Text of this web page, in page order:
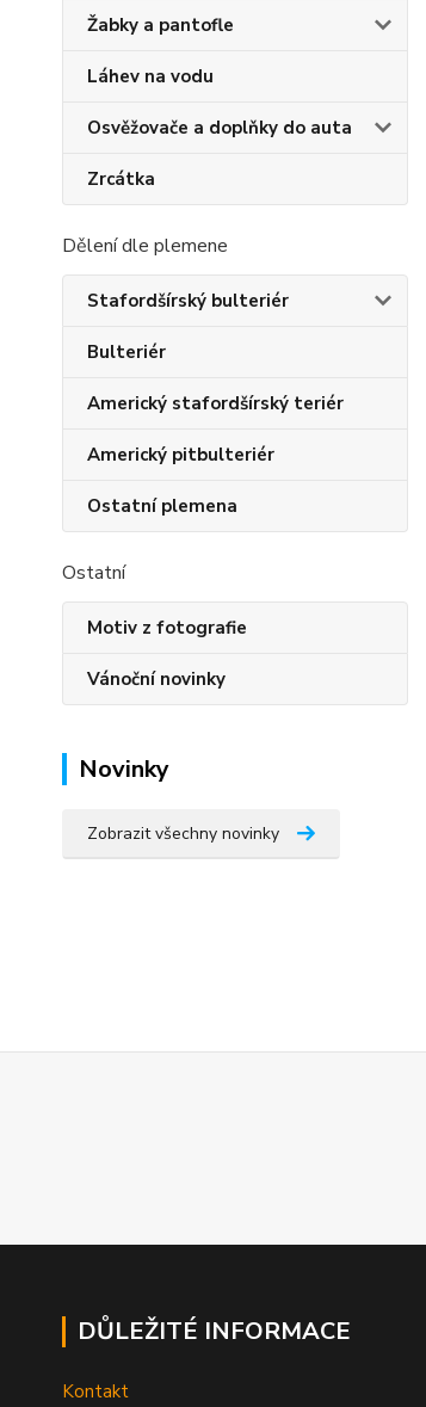
Žabky a pantofle
Láhev na vodu
Osvěžovače a doplňky do auta
Zrcátka
Dělení dle plemene
Stafordšírský bulteriér
Bulteriér
Americký stafordšírský teriér
Americký pitbulteriér
Ostatní plemena
Ostatní
Motiv z fotografie
Vánoční novinky
Novinky
Zobrazit všechny novinky
DŮLEŽITÉ INFORMACE
Kontakt